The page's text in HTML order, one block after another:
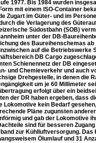
1977. Bis 1984 wurden
mit einem ISO-Container
Zugart im Güter- und im
die Verlagerung des
Südostbahn (SOB)
unter der DB-
des Baureihenschemas
auf die Betriebswerke
DB Cargo
Schienennetz der DB
und Chemieverkehr und auch
Drehgestelle, in denen die
um je 60 Millimeter
erfolgt über ein
der DR haben ergeben, dass
Lokomotive kein Bedarf
Pläne zugunsten
und gab der Lokomotive
sind für besseren
zur Kühlluftversorgung.
Ölumlauf und 31